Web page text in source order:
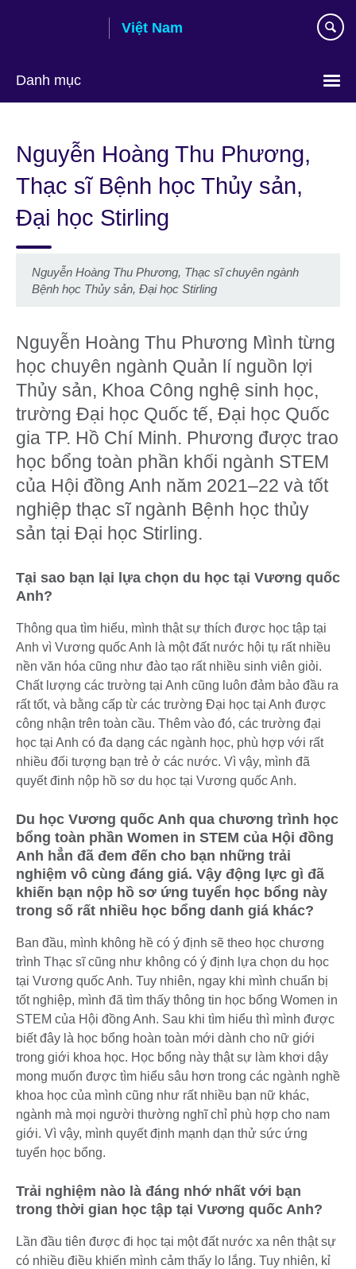
Việt Nam
Danh mục
language
Nguyễn Hoàng Thu Phương,
Thạc sĩ Bệnh học Thủy sản,
Đại học Stirling
Nguyễn Hoàng Thu Phương, Thạc sĩ chuyên ngành
Bệnh học Thủy sản, Đại học Stirling
Nguyễn Hoàng Thu Phương Mình từng
học chuyên ngành Quản lí nguồn lợi
Thủy sản, Khoa Công nghệ sinh học,
trường Đại học Quốc tế, Đại học Quốc
gia TP. Hồ Chí Minh. Phương được trao
học bổng toàn phần khối ngành STEM
của Hội đồng Anh năm 2021–22 và tốt
nghiệp thạc sĩ ngành Bệnh học thủy
sản tại Đại học Stirling.
Tại sao bạn lại lựa chọn du học tại Vương quốc
Anh?
Thông qua tìm hiểu, mình thật sự thích được học tập tại
Anh vì Vương quốc Anh là một đất nước hội tụ rất nhiều
nền văn hóa cũng như đào tạo rất nhiều sinh viên giỏi.
Chất lượng các trường tại Anh cũng luôn đảm bảo đầu ra
rất tốt, và bằng cấp từ các trường Đại học tại Anh được
công nhận trên toàn cầu. Thêm vào đó, các trường đại
học tại Anh có đa dạng các ngành học, phù hợp với rất
nhiều đối tượng bạn trẻ ở các nước. Vì vậy, mình đã
quyết đinh nộp hồ sơ du học tại Vương quốc Anh.
Du học Vương quốc Anh qua chương trình học
bổng toàn phần Women in STEM của Hội đồng
Anh hẳn đã đem đến cho bạn những trải
nghiệm vô cùng đáng giá. Vậy động lực gì đã
khiến bạn nộp hồ sơ ứng tuyển học bổng này
trong số rất nhiều học bổng danh giá khác?
Ban đầu, mình không hề có ý định sẽ theo học chương
trình Thạc sĩ cũng như không có ý định lựa chọn du học
tại Vương quốc Anh. Tuy nhiên, ngay khi mình chuẩn bị
tốt nghiệp, mình đã tìm thấy thông tin học bổng Women in
STEM của Hội đồng Anh. Sau khi tìm hiểu thì mình được
biết đây là học bổng hoàn toàn mới dành cho nữ giới
trong giới khoa học. Học bổng này thật sự làm khơi dậy
mong muốn được tìm hiểu sâu hơn trong các ngành nghề
khoa học của mình cũng như rất nhiều bạn nữ khác,
ngành mà mọi người thường nghĩ chỉ phù hợp cho nam
giới. Vì vậy, mình quyết định mạnh dạn thử sức ứng
tuyển học bổng.
Trải nghiệm nào là đáng nhớ nhất với bạn
trong thời gian học tập tại Vương quốc Anh?
Lần đầu tiên được đi học tại một đất nước xa nên thật sự
có nhiều điều khiến mình cảm thấy lo lắng. Tuy nhiên, kỉ